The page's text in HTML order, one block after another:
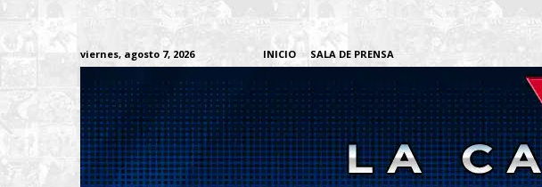
viernes, agosto 7, 2026 INICIO SALA DE PRENSA